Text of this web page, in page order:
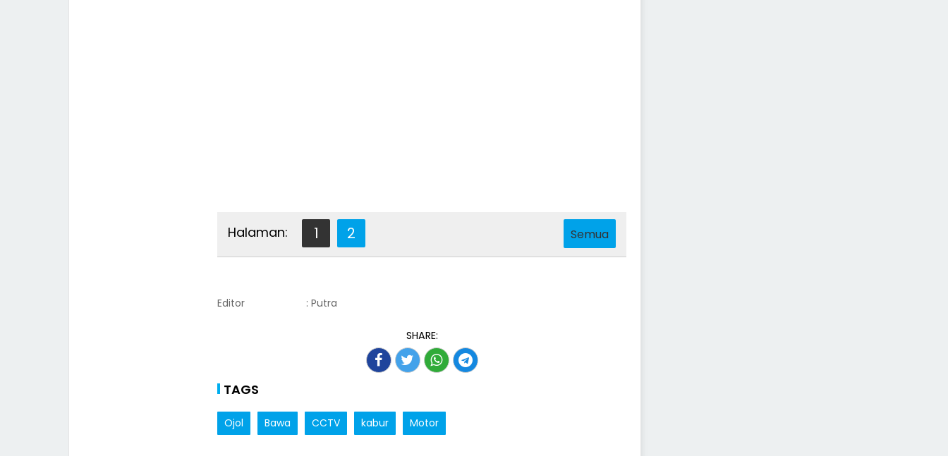
Halaman: 1 2 Semua
Editor : Putra
SHARE:
TAGS
Ojol Bawa CCTV kabur Motor